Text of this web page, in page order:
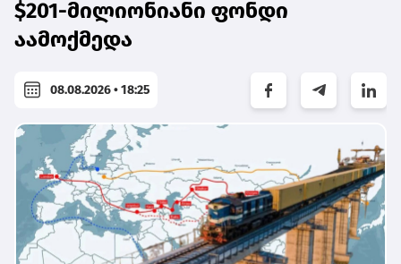
$201-მილიონიანი ფონდი
აამოქმედა
08.08.2026 • 18:25